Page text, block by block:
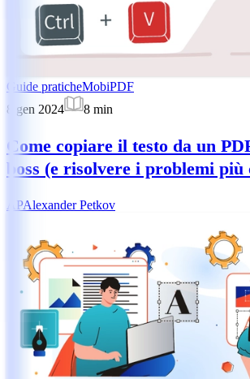
Guide praticheMobiPDF
8 gen 2024
8 min
Come copiare il testo da un
boss (e risolvere i problemi più
APAlexander Petkov